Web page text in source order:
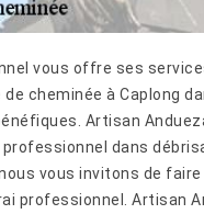
vous offre ses
cheminée à Caplong
Artisan
dans
vous invitons de faire
professionnel. Artisan